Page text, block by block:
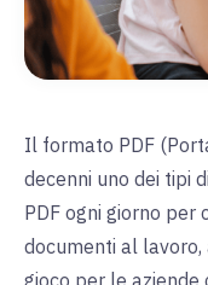
Il formato PDF
decenni uno dei tipi
PDF ogni giorno per
documenti al lavoro,
gioco per le aziende